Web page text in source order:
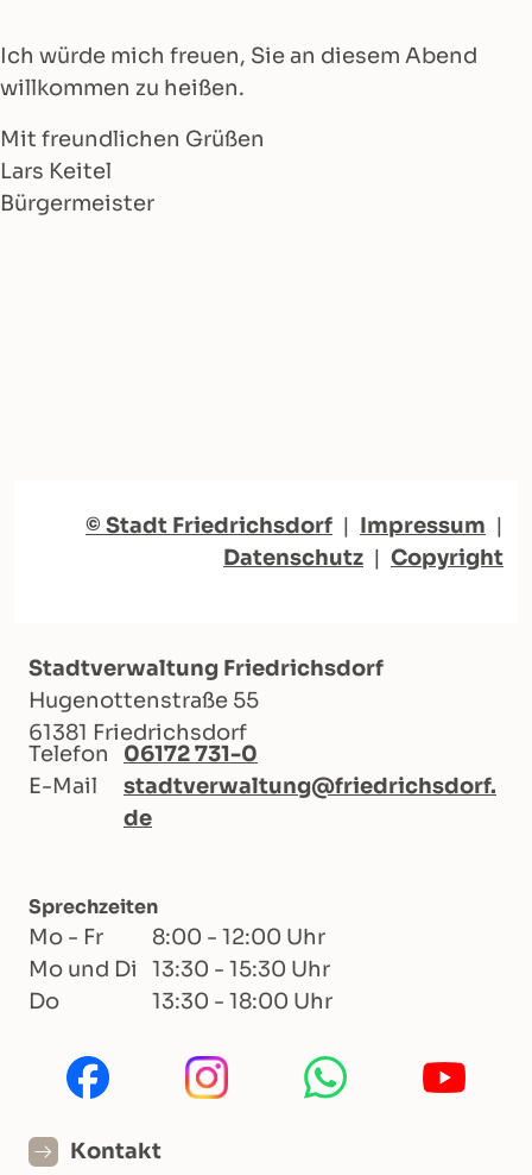
Ich würde mich freuen, Sie an diesem Abend
willkommen zu heißen.
Mit freundlichen Grüßen
Lars Keitel
Bürgermeister
© Stadt Friedrichsdorf | Impressum |
Datenschutz | Copyright
Stadtverwaltung Friedrichsdorf
Hugenottenstraße 55
61381 Friedrichsdorf
Telefon
06172 731-0
E-Mail
stadtverwaltung@friedrichsdorf.
de
Sprechzeiten
Mo - Fr
8:00 - 12:00 Uhr
Mo und Di
13:30 - 15:30 Uhr
Do
13:30 - 18:00 Uhr
Kontakt